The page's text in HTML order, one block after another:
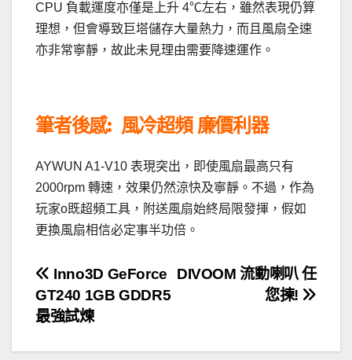
CPU 負載運度亦僅是上升 4℃左右，雖然表現仍算
理想，但會導致巨塔儲存大量熱力，而且風扇全速
亦非常寧靜，故此未見理由需要降速運作。
筆者後感: 風冷超頻 廉價利器
AYWUN A1-V10 表現突出，即使風扇最高只有
2000rpm 轉速，效果仍然涼快及寧靜。不過，作為
玩家o既超頻工具，附送風扇始終局限發揮，假如
更換風扇相信必定事半功倍。
文
章
導
DIVOOM 流動喇叭 任
您揀!
Inno3D GeForce
GT240 1GB GDDR5
最強試煉